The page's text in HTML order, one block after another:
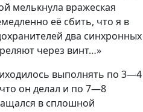
мелькнула вражеская
её сбить, что я в
два синхронных
через винт…»
выполнять по 3—4
он делал и по 7—8
в сплошной